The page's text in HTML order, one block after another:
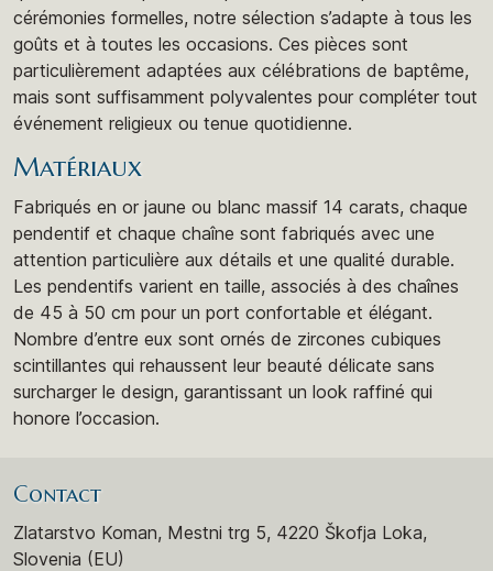
cérémonies formelles, notre sélection s’adapte à tous les
goûts et à toutes les occasions. Ces pièces sont
particulièrement adaptées aux célébrations de baptême,
mais sont suffisamment polyvalentes pour compléter tout
événement religieux ou tenue quotidienne.
Matériaux
Fabriqués en or jaune ou blanc massif 14 carats, chaque
pendentif et chaque chaîne sont fabriqués avec une
attention particulière aux détails et une qualité durable.
Les pendentifs varient en taille, associés à des chaînes
de 45 à 50 cm pour un port confortable et élégant.
Nombre d’entre eux sont ornés de zircones cubiques
scintillantes qui rehaussent leur beauté délicate sans
surcharger le design, garantissant un look raffiné qui
honore l’occasion.
Contact
Zlatarstvo Koman, Mestni trg 5, 4220 Škofja Loka,
Slovenia (EU)